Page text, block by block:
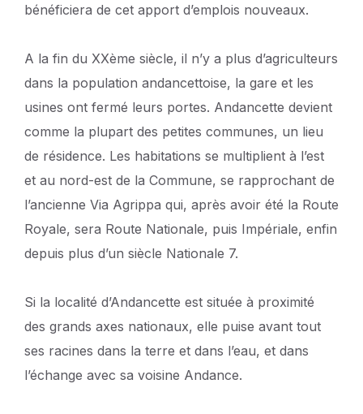
bénéficiera de cet apport d’emplois nouveaux.
A la fin du XXème siècle, il n’y a plus d’agriculteurs
dans la population andancettoise, la gare et les
usines ont fermé leurs portes. Andancette devient
comme la plupart des petites communes, un lieu
de résidence. Les habitations se multiplient à l’est
et au nord-est de la Commune, se rapprochant de
l’ancienne Via Agrippa qui, après avoir été la Route
Royale, sera Route Nationale, puis Impériale, enfin
depuis plus d’un siècle Nationale 7.
Si la localité d’Andancette est située à proximité
des grands axes nationaux, elle puise avant tout
ses racines dans la terre et dans l’eau, et dans
l’échange avec sa voisine Andance.